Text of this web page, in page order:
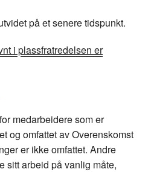
på et senere tidspunkt.
i plassfratredelsen er
medarbeidere som er
og omfattet av Overenskomst
er ikke omfattet. Andre
sitt arbeid på vanlig måte,